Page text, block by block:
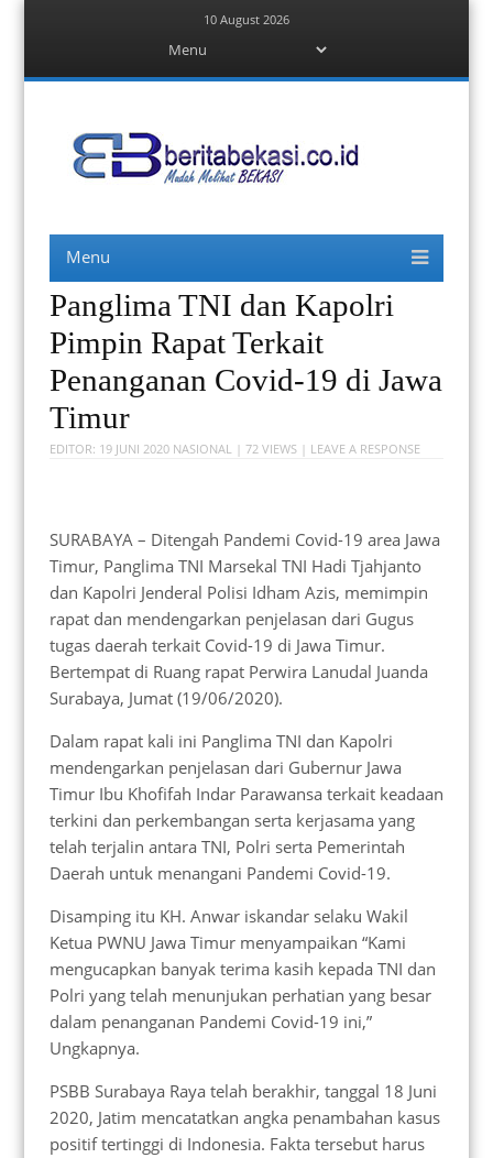
10 August 2026
content
Berita Bekasi
Menu
content
Panglima TNI dan Kapolri
Pimpin Rapat Terkait
Penanganan Covid-19 di Jawa
Timur
EDITOR: 19 JUNI 2020 NASIONAL | 72 VIEWS | LEAVE A RESPONSE
SURABAYA – Ditengah Pandemi Covid-19 area Jawa
Timur, Panglima TNI Marsekal TNI Hadi Tjahjanto
dan Kapolri Jenderal Polisi Idham Azis, memimpin
rapat dan mendengarkan penjelasan dari Gugus
tugas daerah terkait Covid-19 di Jawa Timur.
Bertempat di Ruang rapat Perwira Lanudal Juanda
Surabaya, Jumat (19/06/2020).
Dalam rapat kali ini Panglima TNI dan Kapolri
mendengarkan penjelasan dari Gubernur Jawa
Timur Ibu Khofifah Indar Parawansa terkait keadaan
terkini dan perkembangan serta kerjasama yang
telah terjalin antara TNI, Polri serta Pemerintah
Daerah untuk menangani Pandemi Covid-19.
Disamping itu KH. Anwar iskandar selaku Wakil
Ketua PWNU Jawa Timur menyampaikan “Kami
mengucapkan banyak terima kasih kepada TNI dan
Polri yang telah menunjukan perhatian yang besar
dalam penanganan Pandemi Covid-19 ini,”
Ungkapnya.
PSBB Surabaya Raya telah berakhir, tanggal 18 Juni
2020, Jatim mencatatkan angka penambahan kasus
positif tertinggi di Indonesia. Fakta tersebut harus